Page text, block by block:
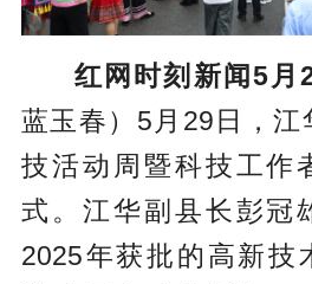
红网时刻新闻5月
蓝玉春）5月29日，江
技活动周暨科技工作
式。江华副县长彭冠
2025年获批的高新技